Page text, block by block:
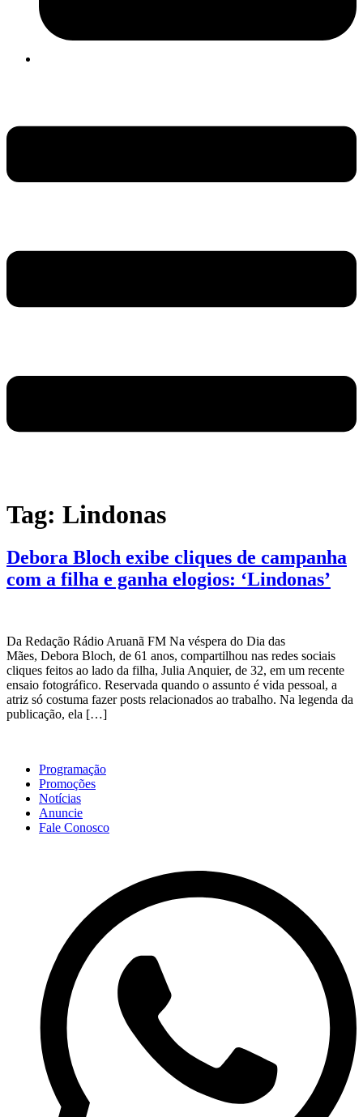
Tag: Lindonas
Debora Bloch exibe cliques de campanha
com a filha e ganha elogios: ‘Lindonas’
Da Redação Rádio Aruanã FM Na véspera do Dia das
Mães, Debora Bloch, de 61 anos, compartilhou nas redes sociais
cliques feitos ao lado da filha, Julia Anquier, de 32, em um recente
ensaio fotográfico. Reservada quando o assunto é vida pessoal, a
atriz só costuma fazer posts relacionados ao trabalho. Na legenda da
publicação, ela […]
Programação
Promoções
Notícias
Anuncie
Fale Conosco